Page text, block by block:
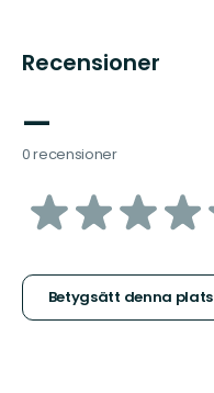
Recensioner
—
0 recensioner
av
stjärnor
Betygsätt denna plats